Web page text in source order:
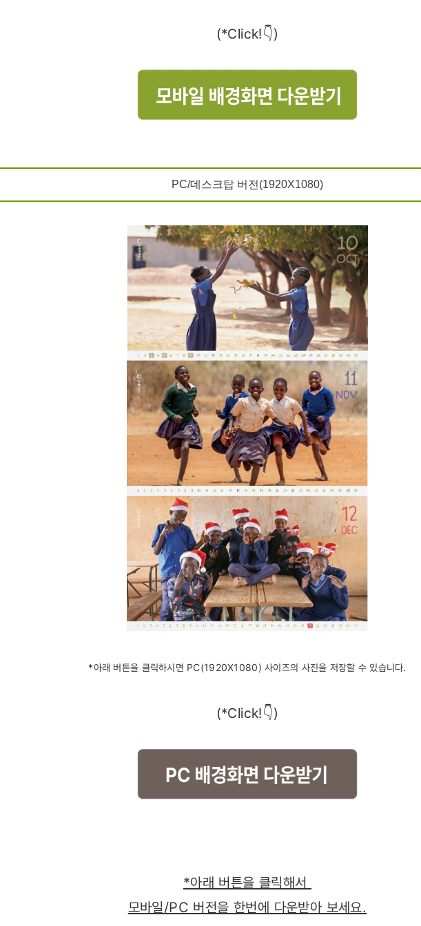
(*Click!👇)
PC/데스크탑 버전(1920X1080)
*아래 버튼을 클릭하시면 PC(1920X1080) 사이즈의 사진을 저장할 수 있습니다.
(*Click!👇)
*아래 버튼을 클릭해서
모바일/PC 버전을 한번에 다운받아 보세요.